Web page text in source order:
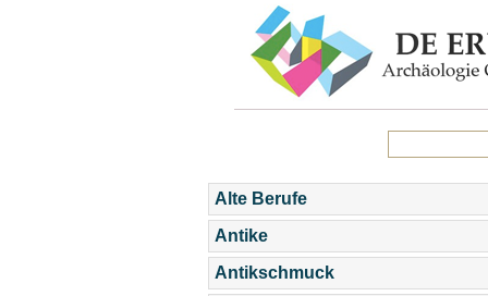
Alte Berufe
Antike
Antikschmuck